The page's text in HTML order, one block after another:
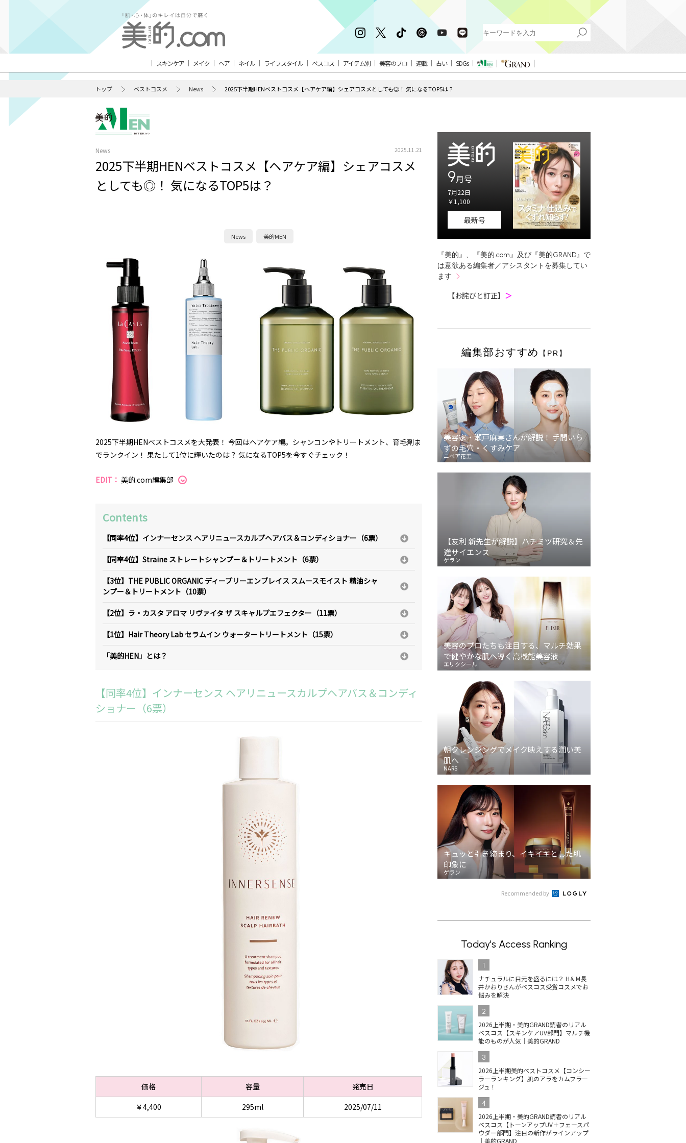
スキンケア メイク ヘア ネイル ライフスタイル ベスコス アイテム別 美容のプロ 連載 占い SDGs
トップ ベストコスメ News 2025下半期HENベストコスメ【ヘアケア編】シェアコスメとしても◎！ 気になるTOP5は？
News 2025.11.21
2025下半期HENベストコスメ【ヘアケア編】シェアコスメ
としても◎！ 気になるTOP5は？
News 美的MEN
2025下半期HENベストコスメを大発表！ 今回はヘアケア編。シャンコンやトリートメント、育毛剤ま
でランクイン！ 果たして1位に輝いたのは？ 気になるTOP5を今すぐチェック！
EDIT： 美的.com編集部
Contents
【同率4位】インナーセンス ヘアリニュースカルプヘアバス＆コンディショナー（6票）
【同率4位】Straine ストレートシャンプー＆トリートメント（6票）
【3位】THE PUBLIC ORGANIC ディープリーエンブレイス スムースモイスト 精油シャ
ンプー＆トリートメント（10票）
【2位】ラ・カスタ アロマ リヴァイタ ザ スキャルプエフェクター（11票）
【1位】Hair Theory Lab セラムイン ウォータートリートメント（15票）
「美的HEN」とは？
【同率4位】インナーセンス ヘアリニュースカルプヘアバス＆コンディ
ショナー（6票）
価格 容量
発売日
￥4,400
295ml 2025/07/11
9月号
7月22日
￥1,100
最新号
『美的』、『美的.com』及び『美的GRAND』で
は意欲ある編集者／アシスタントを募集してい
ます
【お詫びと訂正】 ＞
編集部おすすめ 【PR】
美容家・瀬戸麻実さんが解説！ 手間いら
ずの毛穴・くすみケア
ニベア花王
【友利 新先生が解説】ハチミツ研究＆先
進サイエンス
ゲラン
美容のプロたちも注目する、マルチ効果
で健やかな肌へ導く高機能美容液
エリクシール
朝クレンジングでメイク映えする潤い美
肌へ
NARS
キュッと引き締まり、イキイキとした肌
印象に
ゲラン
Recommended by
Today's Access Ranking
1
ナチュラルに目元を盛るには？ H＆M長
井かおりさんがベスコス受賞コスメでお
悩みを解決
2
2026上半期・美的GRAND読者のリアル
ベスコス【スキンケアUV部門】マルチ機
能のものが人気｜美的GRAND
3
2026上半期美的ベストコスメ【コンシー
ラーランキング】肌のアラをカムフラー
ジュ！
4
2026上半期・美的GRAND読者のリアル
ベスコス【トーンアップUV＋フェースパ
ウダー部門】注目の新作がラインアップ
｜美的GRAND